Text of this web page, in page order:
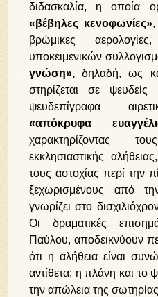
διδασκαλία, η οποία
«βέβηλες κενοφωνίες»
βρώμικες
υποκειμενικών
γνώση», δηλαδή, ως
στηρίζεται σε
ψευδεπίγραφα
«απόκρυφα
χαρακτηρίζοντας
εκκλησιαστικής
τους αστοχίας περί την
ξεχωρισμένους από
γνωρίζει στο
Οι δραματικές
Παύλου, αποδεικνύουν
ότι η αλήθεια είναι
αντίθετα: η πλάνη και το
την απώλεια της